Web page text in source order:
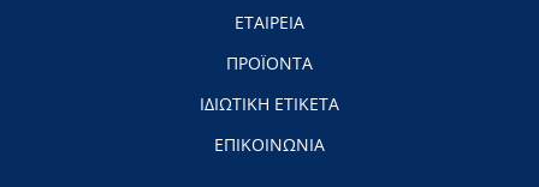
ΕΤΑΙΡΕΙΑ
ΠΡΟΪΟΝΤΑ
ΙΔΙΩΤΙΚΗ ΕΤΙΚΕΤΑ
ΕΠΙΚΟΙΝΩΝΙΑ